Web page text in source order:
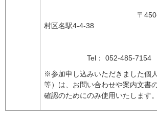
〒450-0002 名
村区名駅
Tel： 052-485-7154
※参加申し込みいただきました個
等）は、お問い合わせや案内文書
確認のためにのみ使用いたします。